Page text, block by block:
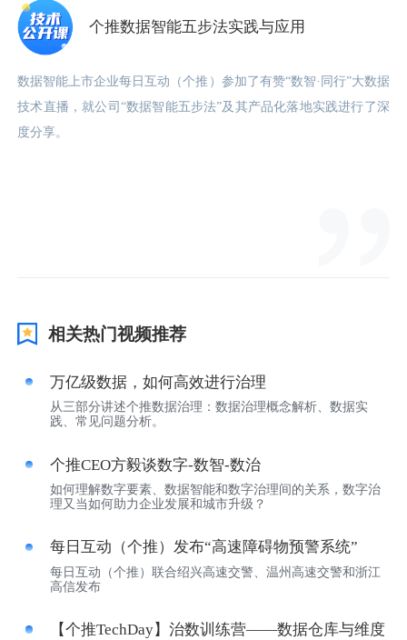
AI应用工坊
海外推送
一键认证
视觉智能
消息中心
城市治理
大数据精准宣防
银行数字化
我的开发者中心
公司简介
新闻动态
加入我们
个推数据智能五步法实践与应用
相关热门视频推荐
万亿级数据，如何高效进行治理
从三部分讲述个推数据治理：数据治理概念解析、数据实
践、常见问题分析。
个推CEO方毅谈数字-数智-数治
如何理解数字要素、数据智能和数字治理间的关系，数字治
理又当如何助力企业发展和城市升级？
每日互动（个推）发布“高速障碍物预警系统”
每日互动（个推）联合绍兴高速交警、温州高速交警和浙江
高信发布
【个推TechDay】治数训练营——数据仓库与维度